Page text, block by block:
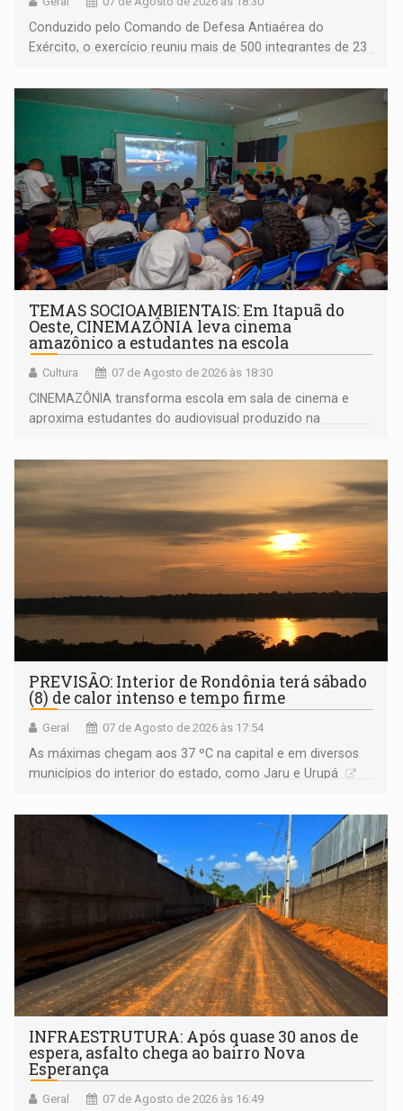
Conduzido pelo Comando de Defesa Antiaérea do
Exército, o exercício reuniu mais de 500 integrantes de 23
TEMAS SOCIOAMBIENTAIS: Em Itapuã do
Oeste, CINEMAZÔNIA leva cinema
amazônico a estudantes na escola
Cultura 07 de Agosto de 2026 às 18:30
CINEMAZÔNIA transforma escola em sala de cinema e
aproxima estudantes do audiovisual produzido na
PREVISÃO: Interior de Rondônia terá sábado
(8) de calor intenso e tempo firme
Geral 07 de Agosto de 2026 às 17:54
As máximas chegam aos 37 ºC na capital e em diversos
municípios do interior do estado, como Jaru e Urupá
INFRAESTRUTURA: Após quase 30 anos de
espera, asfalto chega ao bairro Nova
Esperança
Geral 07 de Agosto de 2026 às 16:49